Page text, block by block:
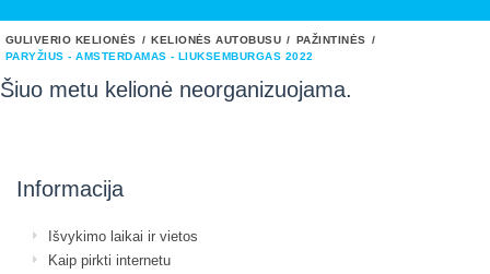
GULIVERIO KELIONĖS KELIONĖS AUTOBUSU
PAŽINTINĖS
PARYŽIUS - AMSTERDAMAS - LIUKSEMBURGAS 2022
Šiuo metu kelionė neorganizuojama.
Informacija
Išvykimo laikai ir vietos
Kaip pirkti internetu